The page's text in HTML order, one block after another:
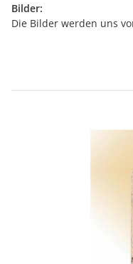
Bilder:
Die Bilder werden uns